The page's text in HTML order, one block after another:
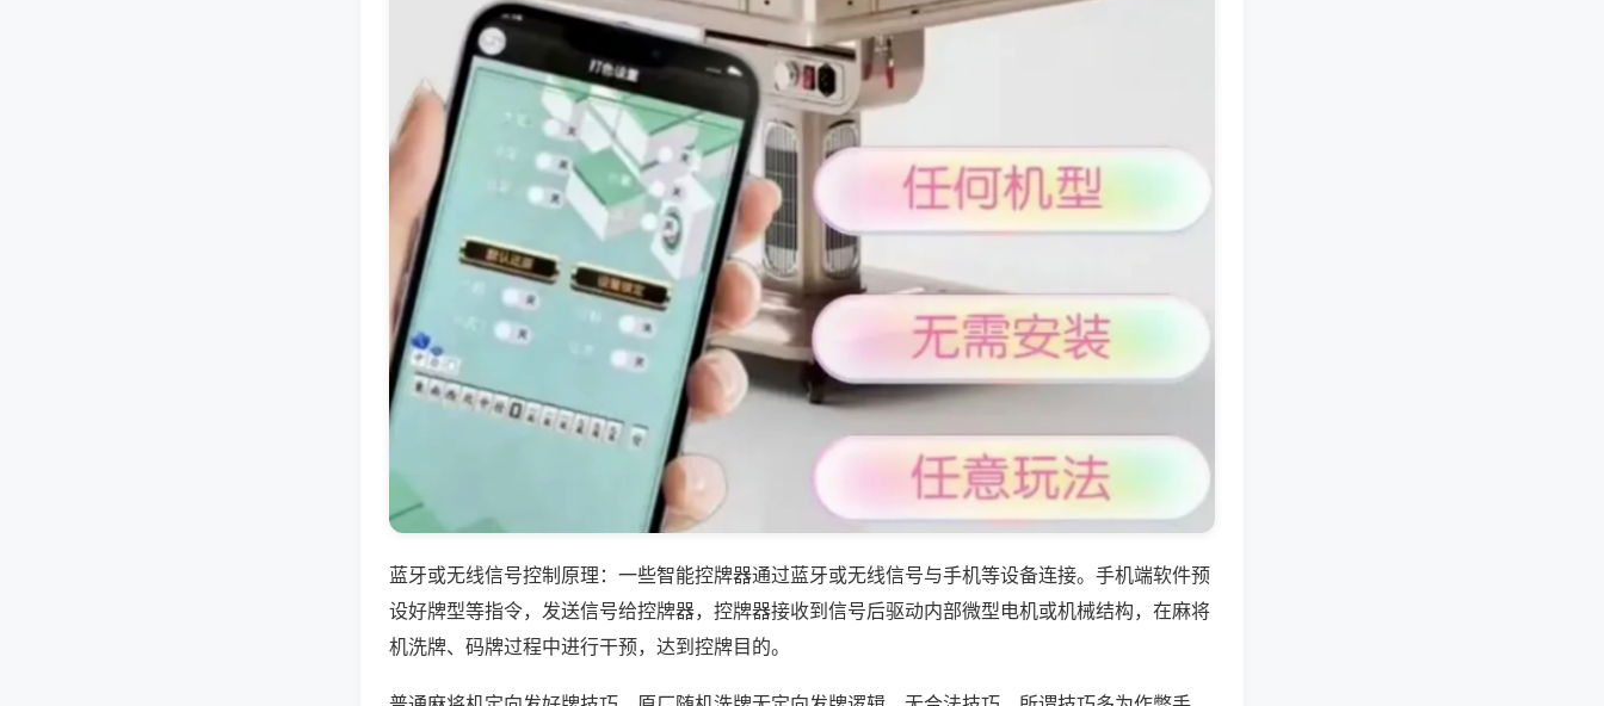
蓝牙或无线信号控制原理：一些智能控牌器通过蓝牙或无线信号与手机等设备连接。手机端软件预
设好牌型等指令，发送信号给控牌器，控牌器接收到信号后驱动内部微型电机或机械结构，在麻将
机洗牌、码牌过程中进行干预，达到控牌目的。